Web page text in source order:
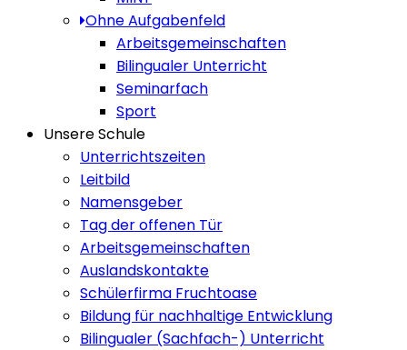
Ohne Aufgabenfeld
Arbeitsgemeinschaften
Bilingualer Unterricht
Seminarfach
Sport
Unsere Schule
Unterrichtszeiten
Leitbild
Namensgeber
Tag der offenen Tür
Arbeitsgemeinschaften
Auslandskontakte
Schülerfirma Fruchtoase
Bildung für nachhaltige Entwicklung
Bilingualer (Sachfach-) Unterricht